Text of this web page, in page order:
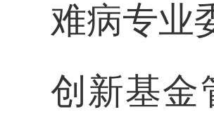
难病专业
创新基金